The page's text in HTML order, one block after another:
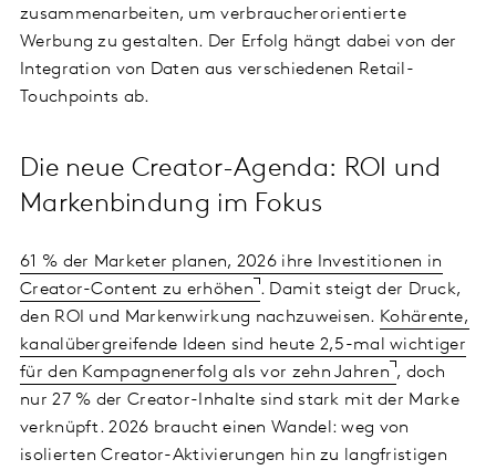
zusammenarbeiten, um verbraucherorientierte
Werbung zu gestalten. Der Erfolg hängt dabei von der
Integration von Daten aus verschiedenen Retail-
Touchpoints ab.
Die neue Creator-Agenda: ROI und
Markenbindung im Fokus
61 % der Marketer planen, 2026 ihre Investitionen in
Creator-Content zu erhöhen . Damit steigt der Druck,
den ROI und Markenwirkung nachzuweisen. Kohärente,
kanalübergreifende Ideen sind heute 2,5-mal wichtiger
für den Kampagnenerfolg als vor zehn Jahren , doch
nur 27 % der Creator-Inhalte sind stark mit der Marke
verknüpft. 2026 braucht einen Wandel: weg von
isolierten Creator-Aktivierungen hin zu langfristigen